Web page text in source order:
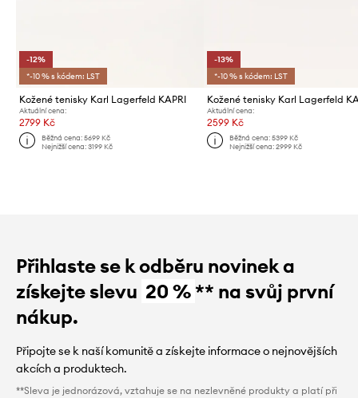
-12%
*-10 % s kódem: LST
Kožené tenisky Karl Lagerfeld KAPRI
Aktuální cena:
2799 Kč
Běžná cena:5699 Kč
Nejnižší cena:3199 Kč
-13%
*-10 % s kódem: LST
Aktuální cena:
2599 Kč
Běžná cena: 5399 Kč
Nejnižší cena: 2999 Kč
Přihlaste se k odběru novinek a
získejte slevu 20 %** na svůj první
nákup.
Připojte se k naší komunitě a získejte informace o nejnovějších
akcích a produktech.
**Sleva je jednorázová, vztahuje se na nezlevněné produkty a platí při